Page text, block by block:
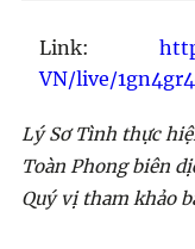
Link:
VN/live/
Lý Sơ Tình thực
Toàn Phong biên
Quý vị tham khảo